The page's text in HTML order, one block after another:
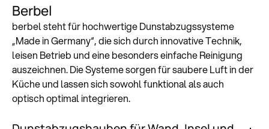
Berbel
berbel steht für hochwertige Dunstabzugssysteme
„Made in Germany“, die sich durch innovative Technik,
leisen Betrieb und eine besonders einfache Reinigung
auszeichnen. Die Systeme sorgen für saubere Luft in der
Küche und lassen sich sowohl funktional als auch
optisch optimal integrieren.